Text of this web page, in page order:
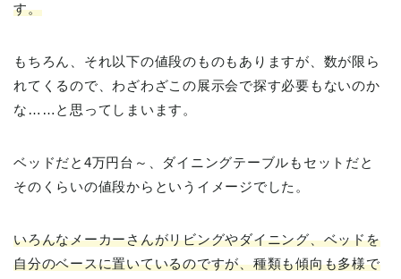
す。
もちろん、それ以下の値段のものもありますが、数が限ら
れてくるので、わざわざこの展示会で探す必要もないのか
な……と思ってしまいます。
ベッドだと4万円台～、ダイニングテーブルもセットだと
そのくらいの値段からというイメージでした。
いろんなメーカーさんがリビングやダイニング、ベッドを
自分のベースに置いているのですが、種類も傾向も多様で